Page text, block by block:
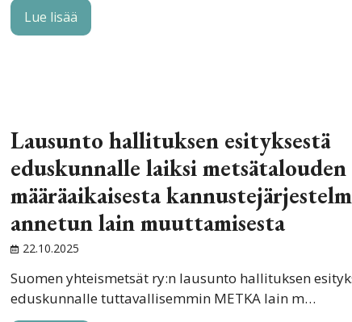
Lue lisää
Lausunto hallituksen esityksestä
eduskunnalle laiksi metsätalouden
määräaikaisesta
annetun lain muuttamisesta
22.10.2025
Suomen yhteismetsät ry:n lausunto hallituksen
eduskunnalle tuttavallisemmin METKA lain m…